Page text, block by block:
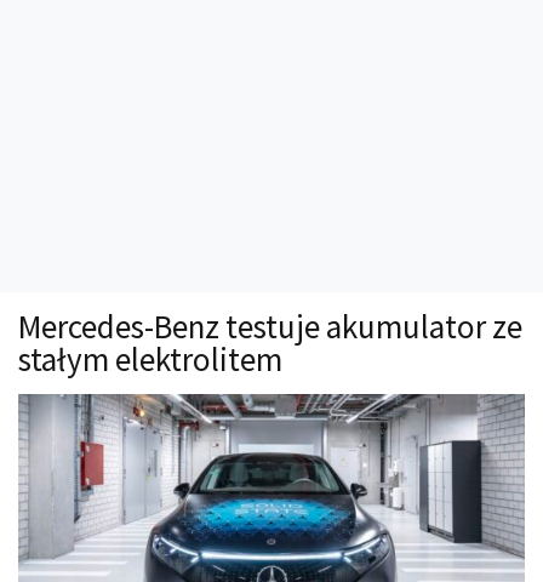
Technika jazdy
Oświetlenie
Kalkulatory
Przelicznik mocy
Auto z niemiec
Galerie
Mercedes-Benz testuje akumulator ze
stałym elektrolitem